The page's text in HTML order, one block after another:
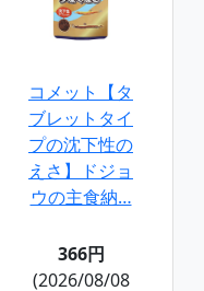
コメット【タ
ブレットタイ
プの沈下性の
えさ】ドジョ
ウの主食納…
366円
(2026/08/08